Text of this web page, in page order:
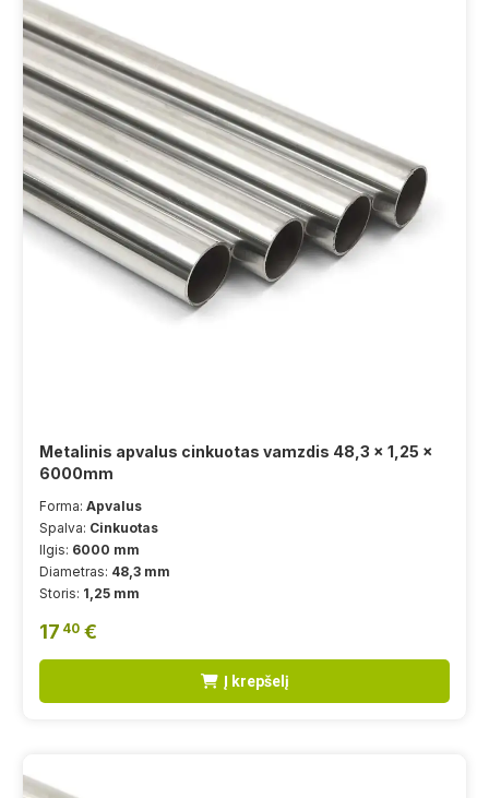
Metalinis apvalus cinkuotas vamzdis 48,3 x 1,25 x
6000mm
Forma: Apvalus
Spalva: Cinkuotas
Ilgis: 6000 mm
Diametras: 48,3 mm
Storis: 1,25 mm
17 40 €
Į krepšelį